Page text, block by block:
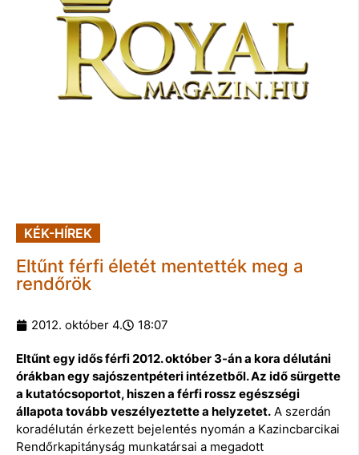
KÉK-HÍREK
Eltűnt férfi életét mentették meg a
rendőrök
2012. október 4. 18:07
Eltűnt egy idős férfi 2012. október 3-án a kora délutáni
órákban egy sajószentpéteri intézetből. Az idő sürgette
a kutatócsoportot, hiszen a férfi rossz egészségi
állapota tovább veszélyeztette a helyzetet. A szerdán
koradélután érkezett bejelentés nyomán a Kazincbarcikai
Rendőrkapitányság munkatársai a megadott